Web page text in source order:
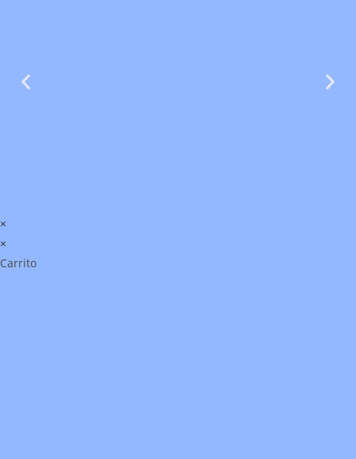
×
×
Carrito